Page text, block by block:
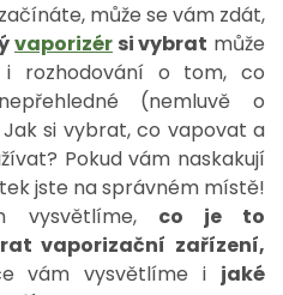
může se vám zdát,
vaporizér si vybrat může
rozhodování o tom, co
(nemluvě o
si vybrat, co vapovat a
Pokud vám naskakují
jste na správném místě!
vysvětlíme, co je to
vaporizační zařízení,
vám vysvětlíme i jaké